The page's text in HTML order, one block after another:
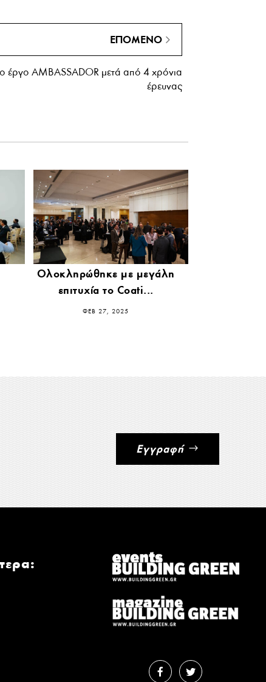
ΕΠΌΜΕΝΟ
έργο AMBASSADOR μετά από 4 χρόνια
έρευνας
Ολοκληρώθηκε με μεγάλη
επιτυχία το Coati...
ΦΕΒ 27, 2025
Εγγραφή